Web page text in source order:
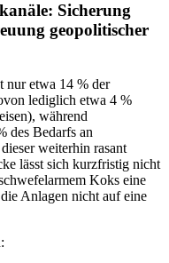
Sicherung
geopolitischer
nur etwa 14 % der
lediglich etwa 4 %
während
des Bedarfs an
weiterhin rasant
lässt sich kurzfristig nicht
Koks eine
Anlagen nicht auf eine